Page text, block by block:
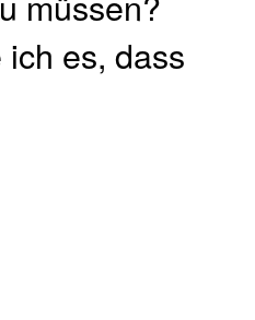
es, dass